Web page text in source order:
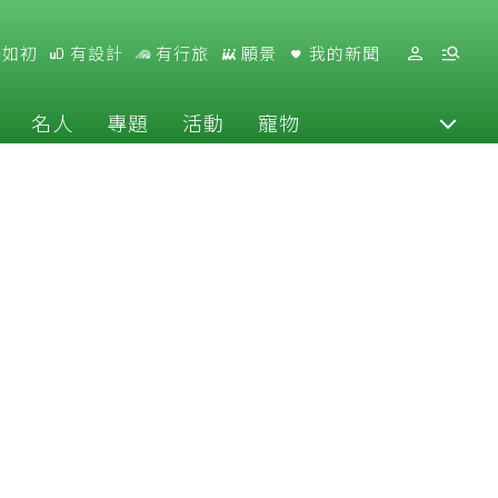
初 有設計 有行旅 願景 我的新聞
名人 專題 活動 寵物